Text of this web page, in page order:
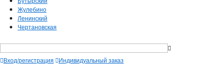
Жулебино
Ленинский
Чертановская
Вход/регистрация Индивидуальный заказ